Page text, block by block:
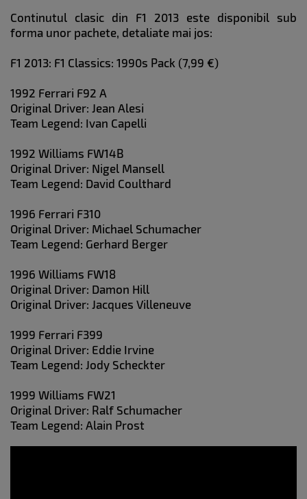
Continutul clasic din F1 2013 este disponibil sub
forma unor pachete, detaliate mai jos:
F1 2013: F1 Classics: 1990s Pack (7,99 €)
1992 Ferrari F92 A
Original Driver: Jean Alesi
Team Legend: Ivan Capelli
1992 Williams FW14B
Original Driver: Nigel Mansell
Team Legend: David Coulthard
1996 Ferrari F310
Original Driver: Michael Schumacher
Team Legend: Gerhard Berger
1996 Williams FW18
Original Driver: Damon Hill
Original Driver: Jacques Villeneuve
1999 Ferrari F399
Original Driver: Eddie Irvine
Team Legend: Jody Scheckter
1999 Williams FW21
Original Driver: Ralf Schumacher
Team Legend: Alain Prost